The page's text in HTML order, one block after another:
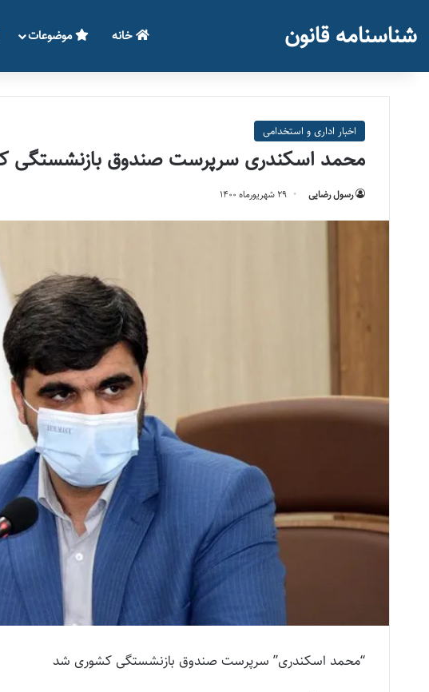
شناسنامه قانون خانه موضوعات
اخبار اداری و استخدامی
محمد اسکندری سرپرست صندوق بازنشستگی
رسول رضایی ۲۹ شهریور‌ماه ۱۴۰۰
“محمد اسکندری” سرپرست صندوق بازنشستگی کشوری شد